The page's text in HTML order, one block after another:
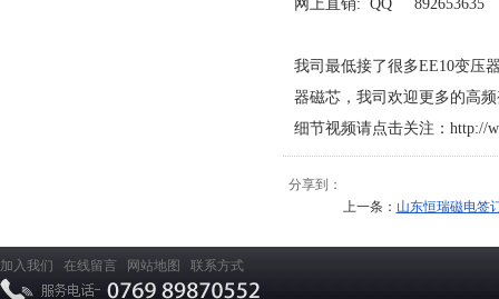
网上直销: QQ 892653635
我司最低接了很多EE10变压
器磁芯，我司欢迎更多的高
细节视频请点击关注： http://
分享到：
上一条： 山东恒瑞磁电签
加入我们 在线留言 网站地图 联系方式